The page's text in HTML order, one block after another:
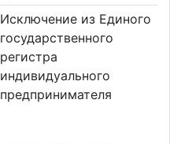
Исключение из Единого
государственного
регистра
индивидуального
предпринимателя